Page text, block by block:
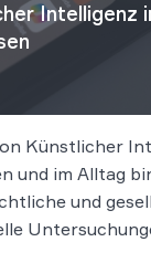
Intelligenz
Künstlicher
und im Alltag
und